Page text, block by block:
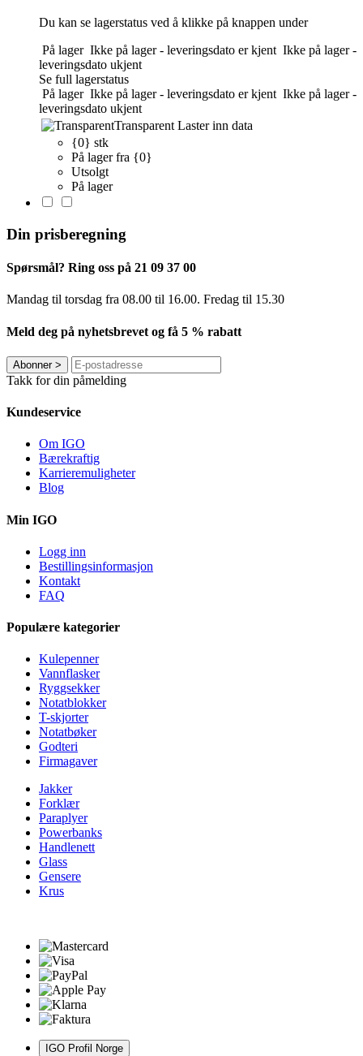
Du kan se lagerstatus ved å klikke på knappen under
På lager Ikke på lager - leveringsdato er kjent Ikke på lager -
leveringsdato ukjent
Se full lagerstatus
På lager Ikke på lager - leveringsdato er kjent Ikke på lager -
leveringsdato ukjent
Transparent Laster inn data
{0} stk
På lager fra {0}
Utsolgt
På lager
Din prisberegning
Spørsmål? Ring oss på 21 09 37 00
Mandag til torsdag ​​fra 08.00 til 16.00. Fredag til 15.30
Meld deg på nyhetsbrevet og få 5 % rabatt
Abonner>
Takk for din påmelding
Kundeservice
Om IGO
Bærekraftig
Karrieremuligheter
Blog
Min IGO
Logg inn
Bestillingsinformasjon
Kontakt
FAQ
Populære kategorier
Kulepenner
Vannflasker
Ryggsekker
Notatblokker
T-skjorter
Notatbøker
Godteri
Firmagaver
Jakker
Forklær
Paraplyer
Powerbanks
Handlenett
Glass
Gensere
Krus
IGO Profil Norge